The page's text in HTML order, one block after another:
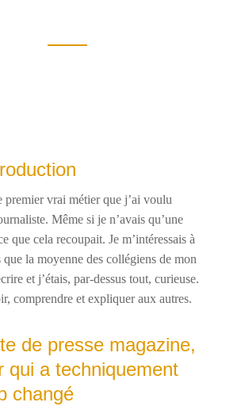
premier vrai métier que j’ai voulu
Même si je n’avais qu’une
que cela recoupait. Je m’intéressais à
que la moyenne des collégiens de mon
et j’étais, par-dessus tout, curieuse.
comprendre et expliquer aux autres.
de presse magazine,
qui a techniquement
changé